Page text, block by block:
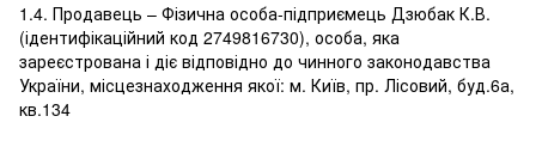
1.4. Продавець – Фізична особа-підприємець Дзюбак К.В.
(ідентифікаційний код 2749816730), особа, яка
зареєстрована і діє відповідно до чинного законодавства
України, місцезнаходження якої: м. Київ, пр. Лісовий, буд.6а,
кв.134